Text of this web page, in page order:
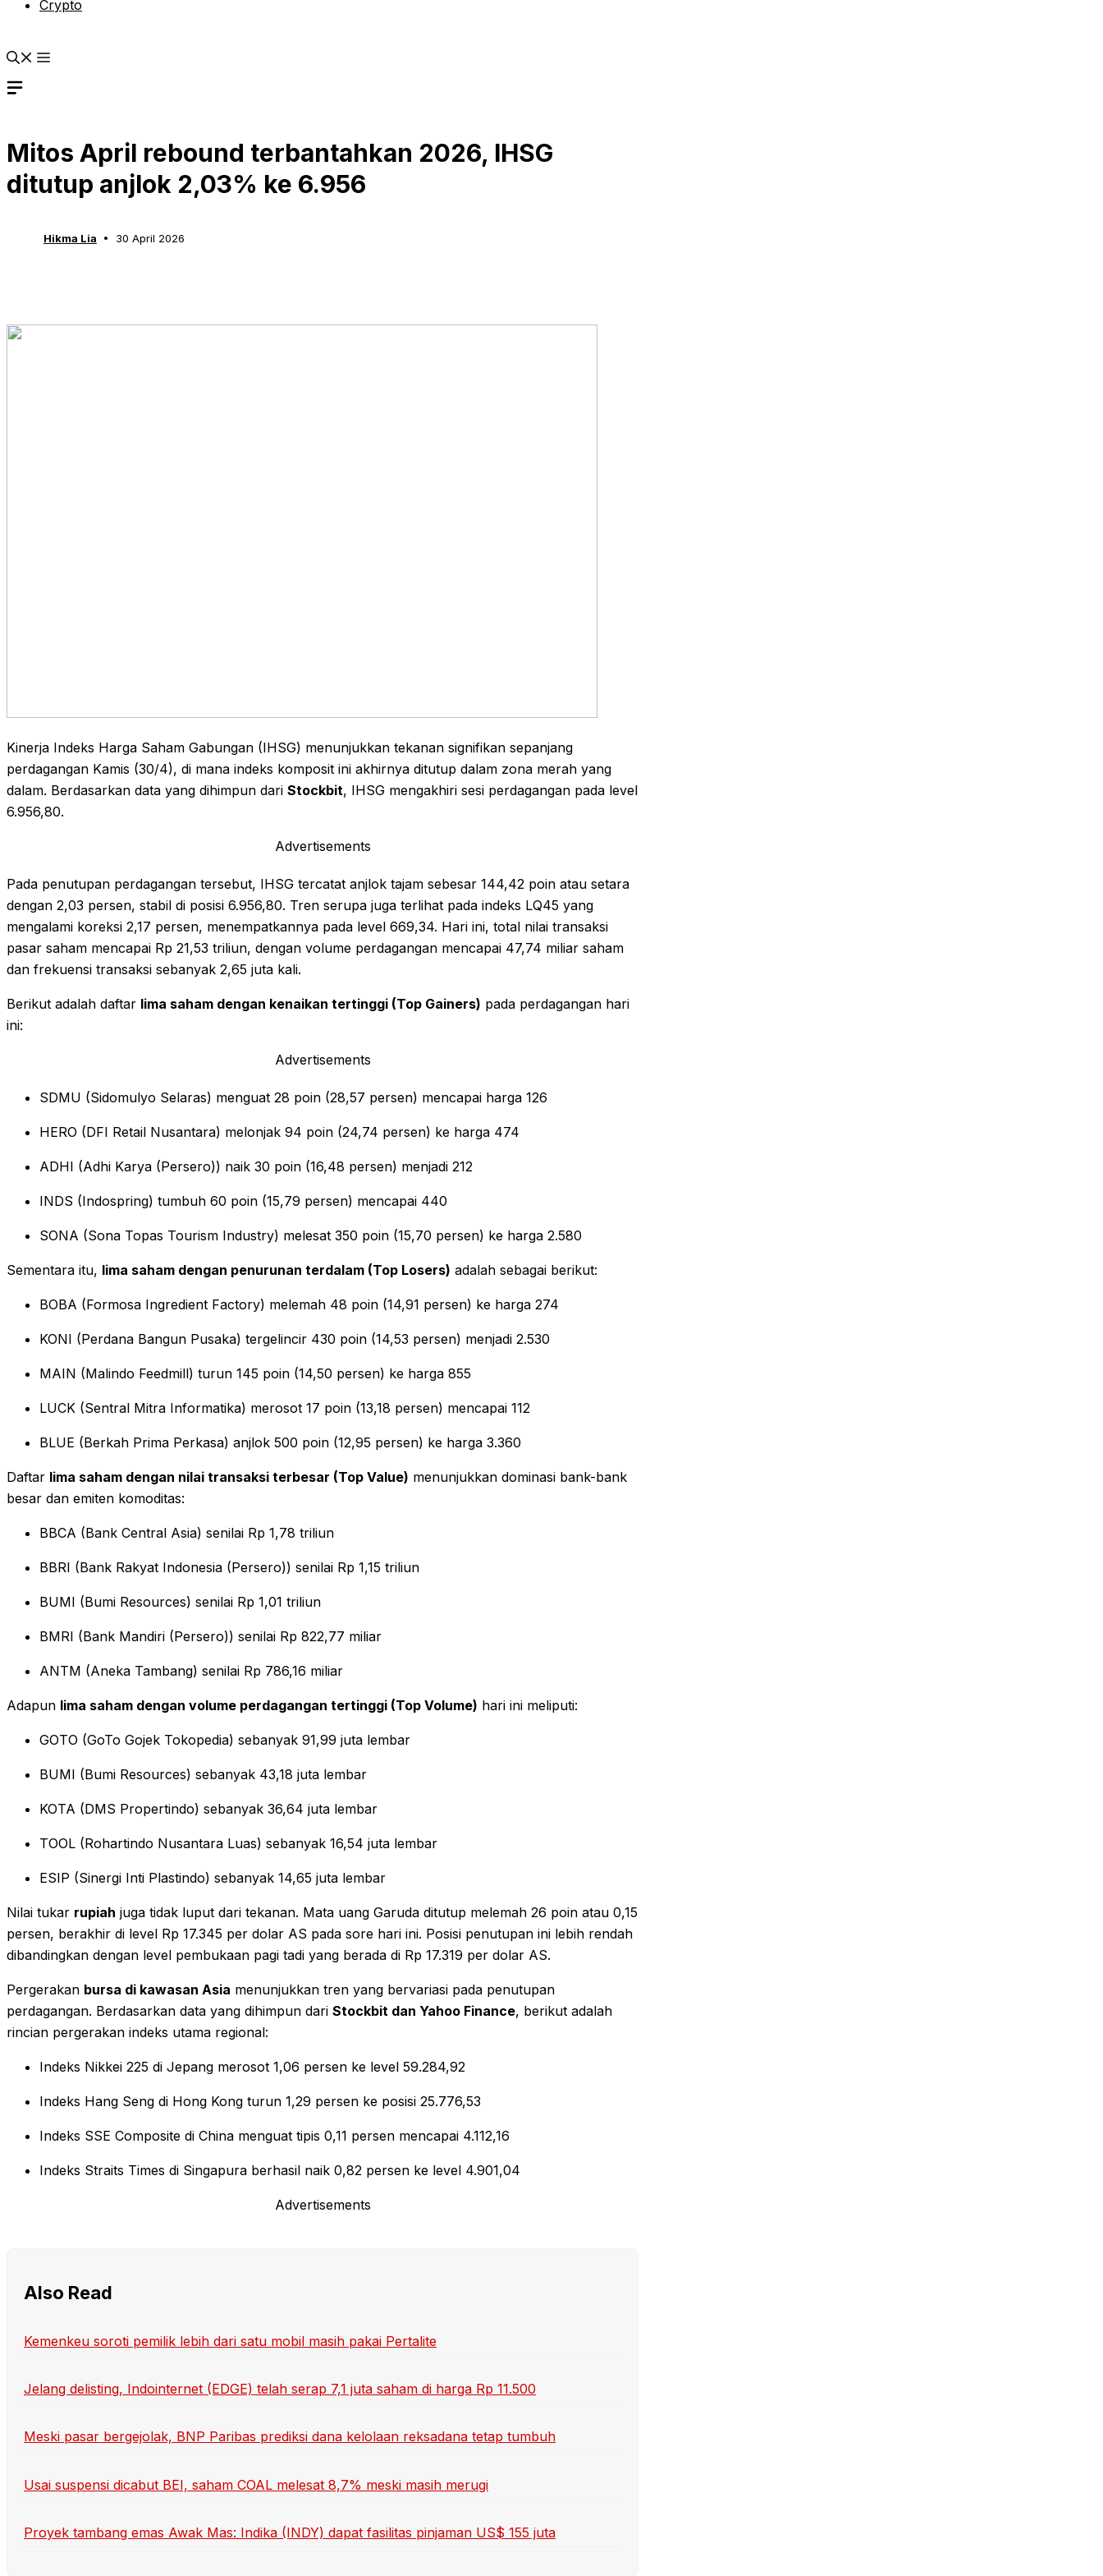
Crypto
Mitos April rebound terbantahkan 2026, IHSG
ditutup anjlok 2,03% ke 6.956
Hikma Lia 30 April 2026
Kinerja Indeks Harga Saham Gabungan (IHSG) menunjukkan tekanan signifikan sepanjang
perdagangan Kamis (30/4), di mana indeks komposit ini akhirnya ditutup dalam zona merah yang
dalam. Berdasarkan data yang dihimpun dari Stockbit, IHSG mengakhiri sesi perdagangan pada level
6.956,80.
Advertisements
Pada penutupan perdagangan tersebut, IHSG tercatat anjlok tajam sebesar 144,42 poin atau setara
dengan 2,03 persen, stabil di posisi 6.956,80. Tren serupa juga terlihat pada indeks LQ45 yang
mengalami koreksi 2,17 persen, menempatkannya pada level 669,34. Hari ini, total nilai transaksi
pasar saham mencapai Rp 21,53 triliun, dengan volume perdagangan mencapai 47,74 miliar saham
dan frekuensi transaksi sebanyak 2,65 juta kali.
Berikut adalah daftar lima saham dengan kenaikan tertinggi (Top Gainers) pada perdagangan hari
ini:
Advertisements
SDMU (Sidomulyo Selaras) menguat 28 poin (28,57 persen) mencapai harga 126
HERO (DFI Retail Nusantara) melonjak 94 poin (24,74 persen) ke harga 474
ADHI (Adhi Karya (Persero)) naik 30 poin (16,48 persen) menjadi 212
INDS (Indospring) tumbuh 60 poin (15,79 persen) mencapai 440
SONA (Sona Topas Tourism Industry) melesat 350 poin (15,70 persen) ke harga 2.580
Sementara itu, lima saham dengan penurunan terdalam (Top Losers) adalah sebagai berikut:
BOBA (Formosa Ingredient Factory) melemah 48 poin (14,91 persen) ke harga 274
KONI (Perdana Bangun Pusaka) tergelincir 430 poin (14,53 persen) menjadi 2.530
MAIN (Malindo Feedmill) turun 145 poin (14,50 persen) ke harga 855
LUCK (Sentral Mitra Informatika) merosot 17 poin (13,18 persen) mencapai 112
BLUE (Berkah Prima Perkasa) anjlok 500 poin (12,95 persen) ke harga 3.360
Daftar lima saham dengan nilai transaksi terbesar (Top Value) menunjukkan dominasi bank-bank
besar dan emiten komoditas:
BBCA (Bank Central Asia) senilai Rp 1,78 triliun
BBRI (Bank Rakyat Indonesia (Persero)) senilai Rp 1,15 triliun
BUMI (Bumi Resources) senilai Rp 1,01 triliun
BMRI (Bank Mandiri (Persero)) senilai Rp 822,77 miliar
ANTM (Aneka Tambang) senilai Rp 786,16 miliar
Adapun lima saham dengan volume perdagangan tertinggi (Top Volume) hari ini meliputi:
GOTO (GoTo Gojek Tokopedia) sebanyak 91,99 juta lembar
BUMI (Bumi Resources) sebanyak 43,18 juta lembar
KOTA (DMS Propertindo) sebanyak 36,64 juta lembar
TOOL (Rohartindo Nusantara Luas) sebanyak 16,54 juta lembar
ESIP (Sinergi Inti Plastindo) sebanyak 14,65 juta lembar
Nilai tukar rupiah juga tidak luput dari tekanan. Mata uang Garuda ditutup melemah 26 poin atau 0,15
persen, berakhir di level Rp 17.345 per dolar AS pada sore hari ini. Posisi penutupan ini lebih rendah
dibandingkan dengan level pembukaan pagi tadi yang berada di Rp 17.319 per dolar AS.
Pergerakan bursa di kawasan Asia menunjukkan tren yang bervariasi pada penutupan
perdagangan. Berdasarkan data yang dihimpun dari Stockbit dan Yahoo Finance, berikut adalah
rincian pergerakan indeks utama regional:
Indeks Nikkei 225 di Jepang merosot 1,06 persen ke level 59.284,92
Indeks Hang Seng di Hong Kong turun 1,29 persen ke posisi 25.776,53
Indeks SSE Composite di China menguat tipis 0,11 persen mencapai 4.112,16
Indeks Straits Times di Singapura berhasil naik 0,82 persen ke level 4.901,04
Advertisements
Also Read
Kemenkeu soroti pemilik lebih dari satu mobil masih pakai Pertalite
Jelang delisting, Indointernet (EDGE) telah serap 7,1 juta saham di harga Rp 11.500
Meski pasar bergejolak, BNP Paribas prediksi dana kelolaan reksadana tetap tumbuh
Usai suspensi dicabut BEI, saham COAL melesat 8,7% meski masih merugi
Proyek tambang emas Awak Mas: Indika (INDY) dapat fasilitas pinjaman US$ 155 juta